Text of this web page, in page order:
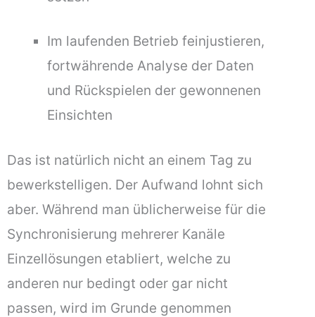
Im laufenden Betrieb feinjustieren,
fortwährende Analyse der Daten
und Rückspielen der gewonnenen
Einsichten
Das ist natürlich nicht an einem Tag zu
bewerkstelligen. Der Aufwand lohnt sich
aber. Während man üblicherweise für die
Synchronisierung mehrerer Kanäle
Einzellösungen etabliert, welche zu
anderen nur bedingt oder gar nicht
passen, wird im Grunde genommen